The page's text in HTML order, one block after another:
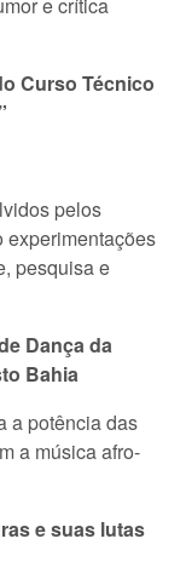
e crítica
Curso Técnico
pelos
experimentações
pesquisa e
Dança da
Bahia
a potência das
a música afro-
e suas lutas